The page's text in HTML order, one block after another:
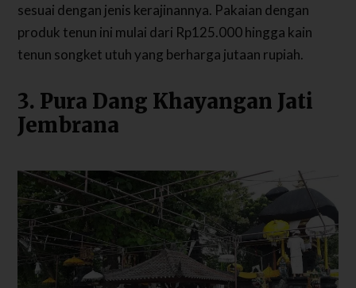
sesuai dengan jenis kerajinannya. Pakaian dengan
produk tenun ini mulai dari Rp125.000 hingga kain
tenun songket utuh yang berharga jutaan rupiah.
3. Pura Dang Khayangan Jati
Jembrana